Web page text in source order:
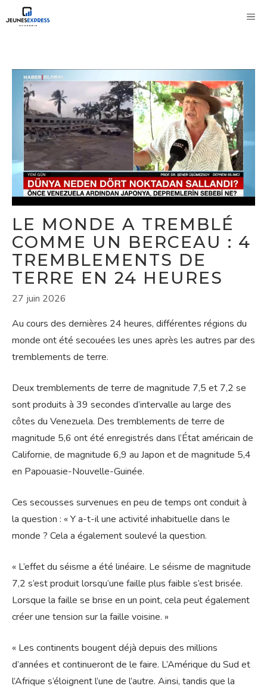
au
LE MONDE A TREMBLÉ
COMME UN BERCEAU : 4
TREMBLEMENTS DE
TERRE EN 24 HEURES
27 juin 2026
Au cours des dernières 24 heures, différentes régions du
monde ont été secouées les unes après les autres par des
tremblements de terre.
Deux tremblements de terre de magnitude 7,5 et 7,2 se
sont produits à 39 secondes d’intervalle au large des
côtes du Venezuela. Des tremblements de terre de
magnitude 5,6 ont été enregistrés dans l’État américain de
Californie, de magnitude 6,9 ​​au Japon et de magnitude 5,4
en Papouasie-Nouvelle-Guinée.
Ces secousses survenues en peu de temps ont conduit à
la question : « Y a-t-il une activité inhabituelle dans le
monde ? Cela a également soulevé la question.
« L’effet du séisme a été linéaire. Le séisme de magnitude
7,2 s’est produit lorsqu’une faille plus faible s’est brisée.
Lorsque la faille se brise en un point, cela peut également
créer une tension sur la faille voisine. »
« Les continents bougent déjà depuis des millions
d’années et continueront de le faire. L’Amérique du Sud et
l’Afrique s’éloignent l’une de l’autre. Ainsi, tandis que la